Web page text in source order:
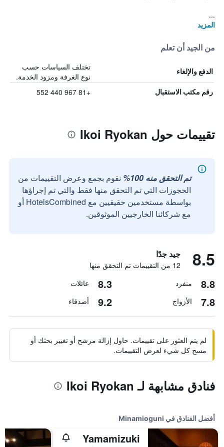
...
المزيد
من الجيد أن تعلم
الدفع والإلغاء
تختلف السياسات حسب
نوع الغرفة ومزود الخدمة.
رقم مكتب الاستقبال +81 967 440 552
تقييمات حول Ikoi Ryokan
تم التحقق منه 100%
نقوم بجمع وعرض التقييمات من
الحجوزات التي تم التحقق منها فقط والتي تم إجراؤها
بواسطة مستخدمين حقيقيين مع HotelsCombined أو
مع شركائنا الخارجيين الموثوقين.
8.5 جيد جدًا
12 من التقييمات تم التحقق منها
8.8 منفرد 8.3 عائلات
7.8 الأزواج 9.2 أصدقاء
لم يتم العثور على تقييمات. حاول إزالة مرشح أو تغيير بحثك أو
مسح كل شيء لعرض التقييمات.
فنادق مشابهة لـ Ikoi Ryokan
أفضل الفنادق في Minamioguni
Yamamizuki